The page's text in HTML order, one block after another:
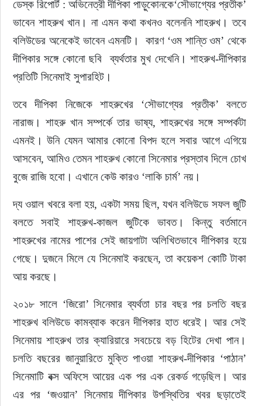
ইউরোপ
জাতীয়
সময়ের প্রলাপ
ডেস্ক রিপোর্ট : অভিনেত্রী দীপিকা পাড়ুকোনকে‘সৌভাগ্যের প্রতীক’
ভাবেন শাহরুখ খান। না এমন কথা কখনও বলেননি শাহরুখ। তবে
বলিউডের অনেকেই ভাবেন এমনটি।  কারণ ‘ওম শান্তি ওম’ থেকে
দীপিকার সঙ্গে কোনো ছবি  ব্যর্থতার মুখ দেখেনি। শাহরুখ-দীপিকার
প্রতিটি সিনেমাই সুপারহিট।
তবে দীপিকা নিজেকে শাহরুখের ‘সৌভাগ্যের প্রতীক’ বলতে
নারাজ। শাহরু খান সম্পর্কে তার ভাষ্য, শাহরুখের সঙ্গে সম্পর্কটা
এমনই। উনি যেমন আমার কোনো বিপদ হলে সবার আগে এগিয়ে
আসবেন, আমিও তেমন শাহরুখ কোনো সিনেমার প্রস্তাব দিলে চোখ
বুজে রাজি হবো। এখানে কেউ কারও ‘লাকি চার্ম’ নয়।
দ্য ওয়াল খবরে বলা হয়, একটা সময় ছিল, যখন বলিউডে সফল জুটি
বলতে সবাই শাহরুখ-কাজল জুটিকে ভাবত। কিন্তু বর্তমানে
শাহরুখের নামের পাশের সেই জায়গাটা অলিখিতভাবে দীপিকার হয়ে
গেছে। দুজনে মিলে যে সিনেমাই করছেন, তা কয়েকশ কোটি টাকা
আয় করছে।
২০১৮ সালে ‘জিরো’ সিনেমার ব্যর্থতা চার বছর পর চলতি বছর
শাহরুখ বলিউডে কামব্যাক করেন দীপিকার হাত ধরেই। আর সেই
সিনেমায় শাহরুখ তার ক্যারিয়ারে সবচেয়ে বড় হিটের দেখা পান।
চলতি বছরের জানুয়ারিতে মুক্তি পাওয়া শাহরুখ-দীপিকার ‘পাঠান’
সিনেমাটি বক্স অফিসে আয়ের এক পর এক রেকর্ড গড়েছিল। আর
এর পর ‘জওয়ান’ সিনেমায় দীপিকার উপস্থিতির খবর ছড়াতেই